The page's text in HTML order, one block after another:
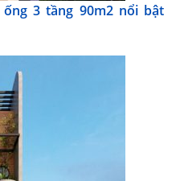
3 tầng 90m2 nổi bật